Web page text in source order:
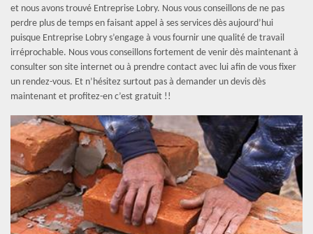
et nous avons trouvé Entreprise Lobry. Nous vous conseillons de ne pas
perdre plus de temps en faisant appel à ses services dès aujourd’hui
puisque Entreprise Lobry s’engage à vous fournir une qualité de travail
irréprochable. Nous vous conseillons fortement de venir dès maintenant à
consulter son site internet ou à prendre contact avec lui afin de vous fixer
un rendez-vous. Et n’hésitez surtout pas à demander un devis dès
maintenant et profitez-en c’est gratuit !!